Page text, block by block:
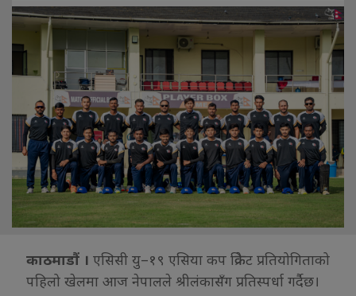
काठमाडौं । एसिसी यु–१९ एसिया कप क्रिकेट प्रतियोगिताको
पहिलो खेलमा आज नेपालले श्रीलंकासँग प्रतिस्पर्धा गर्दैछ।